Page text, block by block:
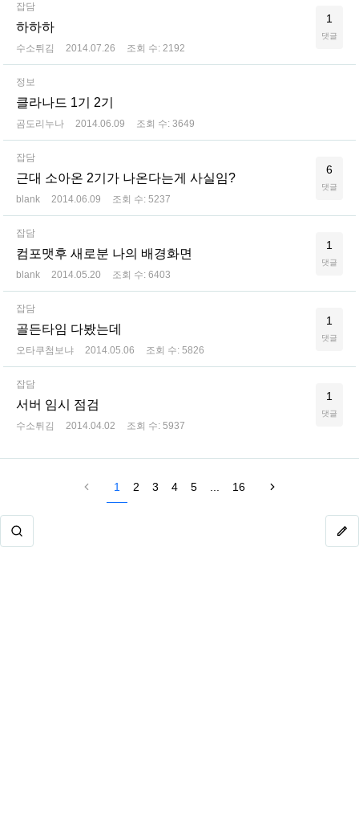
잡담
하하하
수소튀김 2014.07.26 조회 수: 2192
1
댓글
정보
클라나드 1기 2기
곰도리누나 2014.06.09 조회 수: 3649
잡담
근대 소아온 2기가 나온다는게 사실임?
blank 2014.06.09 조회 수: 5237
6
댓글
잡담
컴포맷후 새로분 나의 배경화면
blank 2014.05.20 조회 수: 6403
1
댓글
잡담
골든타임 다봤는데
오타쿠첨보냐 2014.05.06 조회 수: 5826
1
댓글
잡담
서버 임시 점검
수소튀김 2014.04.02 조회 수: 5937
1
댓글
1 2 3 4 5 16